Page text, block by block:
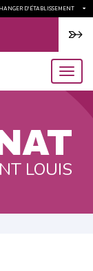
D'ÉTABLISSEMENT
menu
LOUIS